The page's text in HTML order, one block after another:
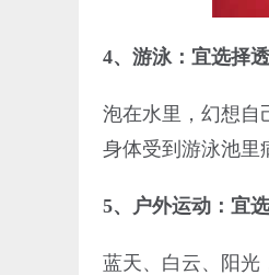
4、游泳：宜选择
泡在水里，幻想自
身体受到游泳池里
5、户外运动：宜
蓝天、白云、阳光